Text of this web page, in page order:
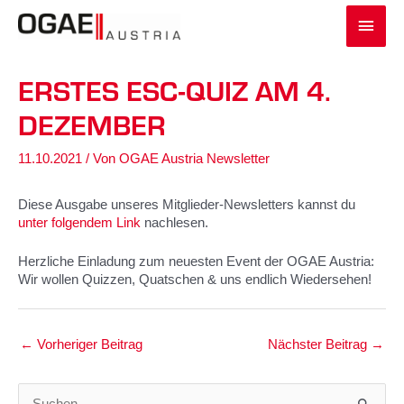
Inhalt
ERSTES ESC-QUIZ AM 4.
DEZEMBER
11.10.2021 / Von OGAE Austria Newsletter
Diese Ausgabe unseres Mitglieder-Newsletters kannst du
unter folgendem Link nachlesen.
Herzliche Einladung zum neuesten Event der OGAE Austria:
Wir wollen Quizzen, Quatschen & uns endlich Wiedersehen!
← Vorheriger Beitrag Nächster Beitrag →